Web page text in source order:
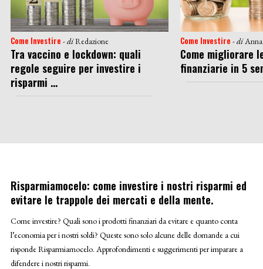
Come Investire - diRedazione
Tra vaccino e lockdown: quali
regole seguire per investire i
risparmi ...
Come Investire - di
Come migliorare
finanziarie in 5
Risparmiamocelo: come investire i nostri risparmi ed
evitare le trappole dei mercati e della mente.
Come investire? Quali sono i prodotti finanziari da evitare e quanto conta
l’economia per i nostri soldi? Queste sono solo alcune delle domande a cui
risponde Risparmiamocelo. Approfondimenti e suggerimenti per imparare a
difendere i nostri risparmi.